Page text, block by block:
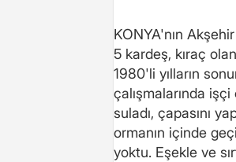
KONYA'nın
5 kardeş, kıraç
1980'li yılların
çalışmalarında
suladı, çapasını
ormanın içinde
yoktu. Eşekle ve